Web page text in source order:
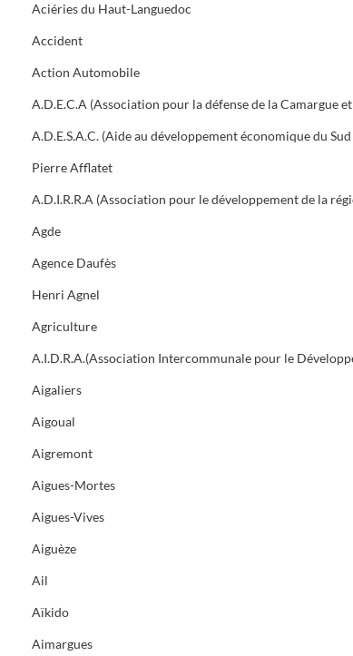
Aciéries du Haut-Languedoc
Accident
Action Automobile
Pierre Afflatet
Agde
Agence Daufès
Henri Agnel
Agriculture
Aigaliers
Aigoual
Aigremont
Aigues-Mortes
Aigues-Vives
Aiguèze
Ail
Aïkido
Aimargues